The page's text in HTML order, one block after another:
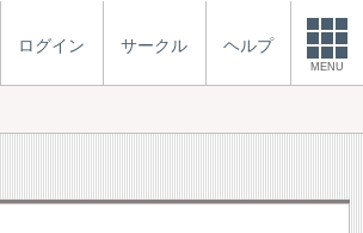
ログイン サークル ヘルプ
MENU